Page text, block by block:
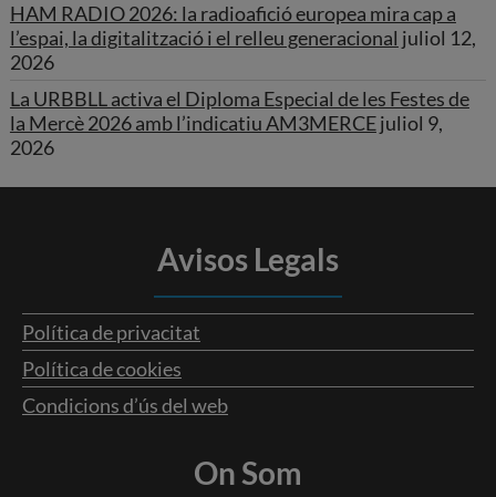
HAM RADIO 2026: la radioafició europea mira cap a
l’espai, la digitalització i el relleu generacional juliol 12,
2026
La URBBLL activa el Diploma Especial de les Festes de
la Mercè 2026 amb l’indicatiu AM3MERCEjuliol 9,
2026
Avisos Legals
Política de privacitat
Política de cookies
Condicions d’ús del web
On Som